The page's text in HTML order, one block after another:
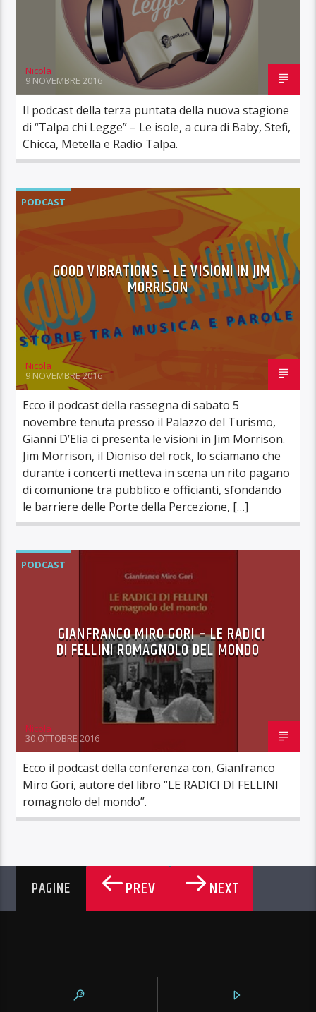
Nicola
9 NOVEMBRE 2016
Il podcast della terza puntata della nuova stagione
di “Talpa chi Legge” – Le isole, a cura di Baby, Stefi,
Chicca, Metella e Radio Talpa.
PODCAST
GOOD VIBRATIONS – LE VISIONI IN JIM
MORRISON
Nicola
9 NOVEMBRE 2016
Ecco il podcast della rassegna di sabato 5
novembre tenuta presso il Palazzo del Turismo,
Gianni D’Elia ci presenta le visioni in Jim Morrison.
Jim Morrison, il Dioniso del rock, lo sciamano che
durante i concerti metteva in scena un rito pagano
di comunione tra pubblico e officianti, sfondando
le barriere delle Porte della Percezione, […]
PODCAST
GIANFRANCO MIRO GORI – LE RADICI
DI FELLINI ROMAGNOLO DEL MONDO
Nicola
30 OTTOBRE 2016
Ecco il podcast della conferenza con, Gianfranco
Miro Gori, autore del libro “LE RADICI DI FELLINI
romagnolo del mondo”.
PAGINE PREV NEXT
RADIO TALPA